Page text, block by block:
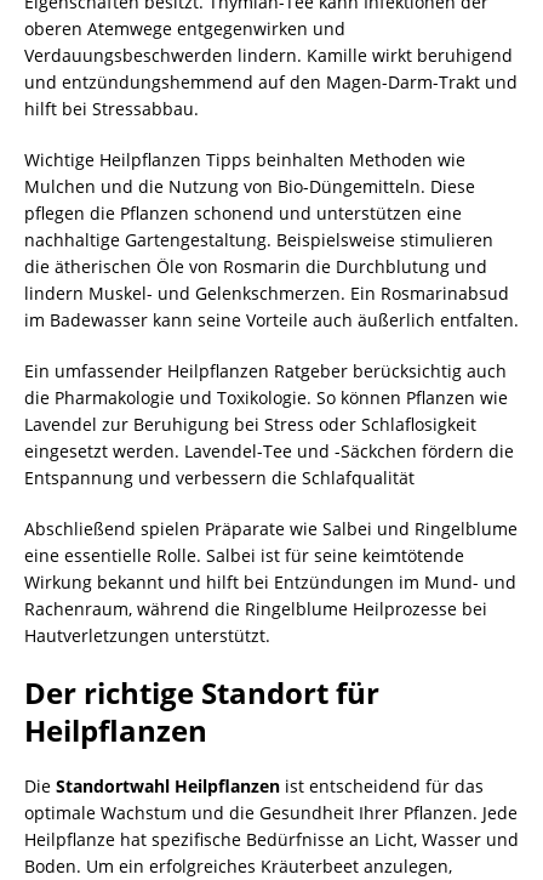
oberen Atemwege entgegenwirken und
Verdauungsbeschwerden lindern. Kamille wirkt beruhigend
und entzündungshemmend auf den Magen-Darm-Trakt und
hilft bei Stressabbau.
Wichtige Heilpflanzen Tipps beinhalten Methoden wie
Mulchen und die Nutzung von Bio-Düngemitteln. Diese
pflegen die Pflanzen schonend und unterstützen eine
nachhaltige Gartengestaltung. Beispielsweise stimulieren
die ätherischen Öle von Rosmarin die Durchblutung und
lindern Muskel- und Gelenkschmerzen. Ein Rosmarinabsud
im Badewasser kann seine Vorteile auch äußerlich entfalten.
Ein umfassender Heilpflanzen Ratgeber berücksichtig auch
die Pharmakologie und Toxikologie. So können Pflanzen wie
Lavendel zur Beruhigung bei Stress oder Schlaflosigkeit
eingesetzt werden. Lavendel-Tee und -Säckchen fördern die
Entspannung und verbessern die Schlafqualität
Abschließend spielen Präparate wie Salbei und Ringelblume
eine essentielle Rolle. Salbei ist für seine keimtötende
Wirkung bekannt und hilft bei Entzündungen im Mund- und
Rachenraum, während die Ringelblume Heilprozesse bei
Hautverletzungen unterstützt.
Der richtige Standort für
Heilpflanzen
Die Standortwahl Heilpflanzen ist entscheidend für das
optimale Wachstum und die Gesundheit Ihrer Pflanzen. Jede
Heilpflanze hat spezifische Bedürfnisse an Licht, Wasser und
Boden. Um ein erfolgreiches Kräuterbeet anzulegen,